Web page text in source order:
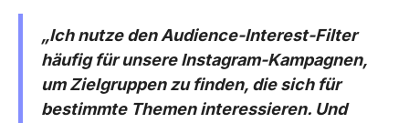
„Ich nutze den Audience-Interest-Filter
häufig für unsere Instagram-Kampagnen,
um Zielgruppen zu finden, die sich für
bestimmte Themen interessieren. Und